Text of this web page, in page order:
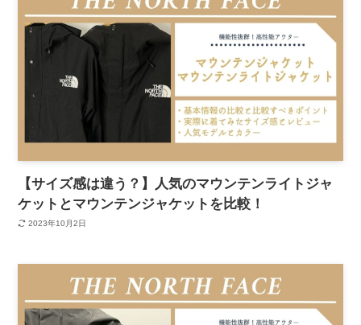
【サイズ感は違う？】人気のマウンテンライトジャ
ケットとマウンテンジャケットを比較！
2023年10月2日